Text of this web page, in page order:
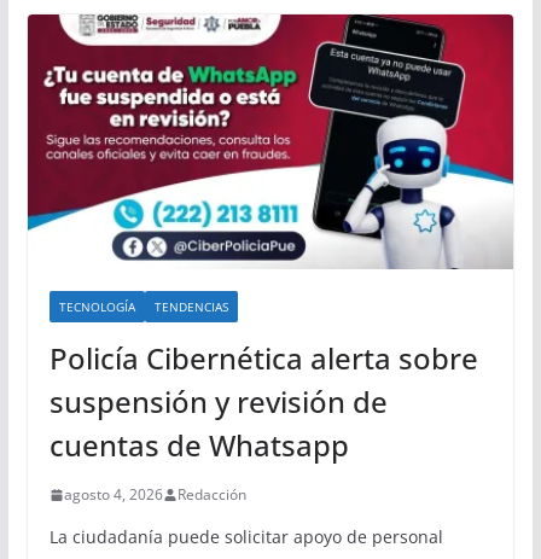
TECNOLOGÍA TENDENCIAS
Policía Cibernética alerta sobre
suspensión y revisión de
cuentas de Whatsapp
agosto 4, 2026 Redacción
La ciudadanía puede solicitar apoyo de personal